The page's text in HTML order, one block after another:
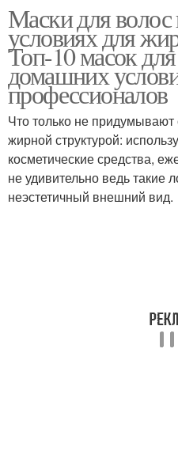
волос
Мед для волос
Маски для
условиях для
Топ-10 масок
домашних
профессионалов
Что только не
жирной структурой:
косметические средства,
не удивительно ведь такие
неэстетичный внешний вид.